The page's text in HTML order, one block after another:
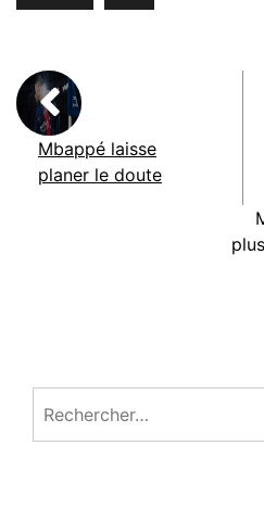
Mbappé laisse
planer le doute